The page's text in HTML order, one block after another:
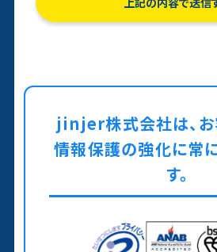
jinjer株式会社は、
情報保護の強化に常
す。